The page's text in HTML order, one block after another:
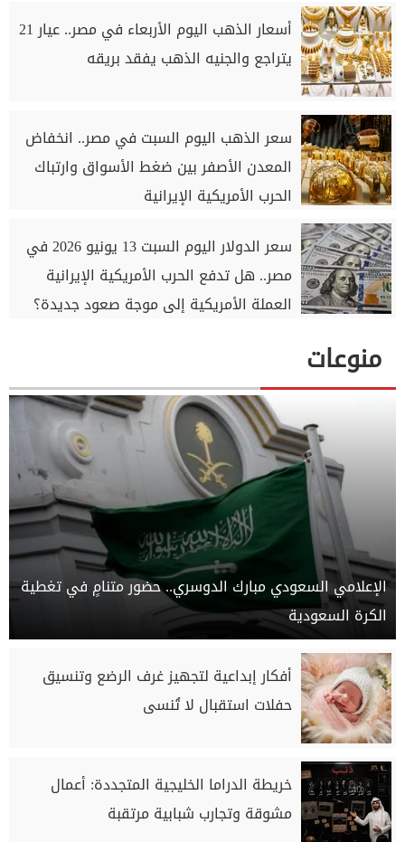
أسعار الذهب اليوم الأربعاء في مصر.. عيار 21
يتراجع والجنيه الذهب يفقد بريقه
سعر الذهب اليوم السبت في مصر.. انخفاض
المعدن الأصفر بين ضغط الأسواق وارتباك
الحرب الأمريكية الإيرانية
سعر الدولار اليوم السبت 13 يونيو 2026 في
مصر.. هل تدفع الحرب الأمريكية الإيرانية
العملة الأمريكية إلى موجة صعود جديدة؟
منوعات
الإعلامي السعودي مبارك الدوسري.. حضور متنامٍ في تغطية
الكرة السعودية
أفكار إبداعية لتجهيز غرف الرضع وتنسيق
حفلات استقبال لا تُنسى
خريطة الدراما الخليجية المتجددة: أعمال
مشوقة وتجارب شبابية مرتقبة